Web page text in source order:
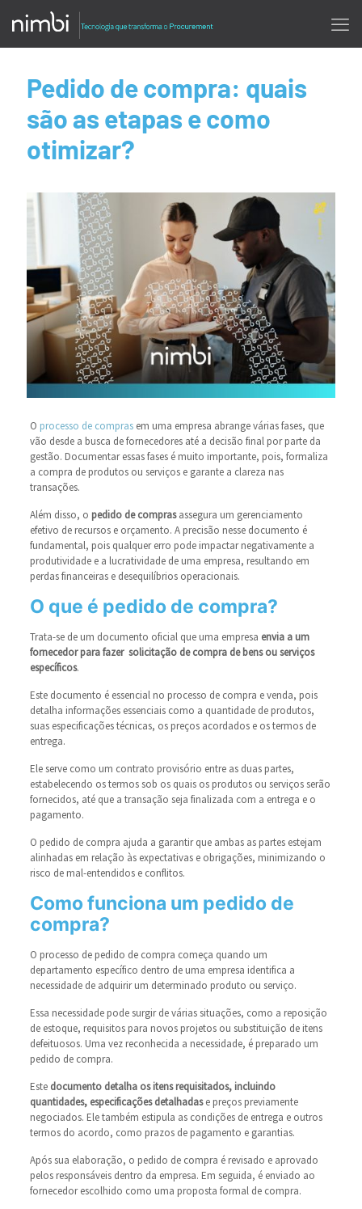
Pedido de compra: quais
são as etapas e como
otimizar?
O processo de comprasem uma empresa abrange várias fases, que
vão desde a busca de fornecedores até a decisão final por parte da
gestão. Documentar essas fases é muito importante, pois, formaliza
a compra de produtos ou serviços e garante a clareza nas
transações.
Além disso, o pedido de comprasassegura um gerenciamento
efetivo de recursos e orçamento. A precisão nesse documento é
fundamental, pois qualquer erro pode impactar negativamente a
produtividade e a lucratividade de uma empresa, resultando em
perdas financeiras e desequilíbrios operacionais.
O que é pedido de compra?
Trata-se de um documento oficial que uma empresa envia a um
fornecedor para fazer solicitação de compra de bens ou serviços
específicos.
Este documento é essencial no processo de compra e venda, pois
detalha informações essenciais como a quantidade de produtos,
suas especificações técnicas, os preços acordados e os termos de
entrega.
Ele serve como um contrato provisório entre as duas partes,
estabelecendo os termos sob os quais os produtos ou serviços serão
fornecidos, até que a transação seja finalizada com a entrega e o
pagamento.
O pedido de compra ajuda a garantir que ambas as partes estejam
alinhadas em relação às expectativas e obrigações, minimizando o
risco de mal-entendidos e conflitos.
Como funciona um pedido de
compra?
O processo de pedido de compra começa quando um
departamento específico dentro de uma empresa identifica a
necessidade de adquirir um determinado produto ou serviço.
Essa necessidade pode surgir de várias situações, como a reposição
de estoque, requisitos para novos projetos ou substituição de itens
defeituosos. Uma vez reconhecida a necessidade, é preparado um
pedido de compra.
Estedocumento detalha os itens requisitados, incluindo
quantidades, especificações detalhadase preços previamente
negociados. Ele também estipula as condições de entrega e outros
termos do acordo, como prazos de pagamento e garantias.
Após sua elaboração, o pedido de compra é revisado e aprovado
pelos responsáveis dentro da empresa. Em seguida, é enviado ao
fornecedor escolhido como uma proposta formal de compra.